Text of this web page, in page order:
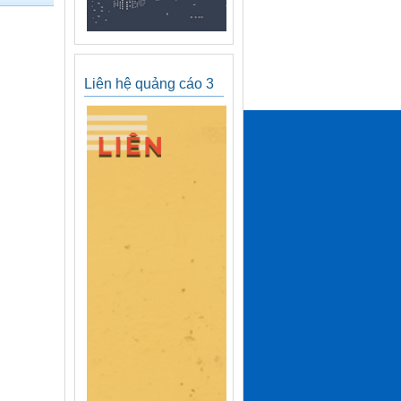
Liên hệ quảng cáo 3